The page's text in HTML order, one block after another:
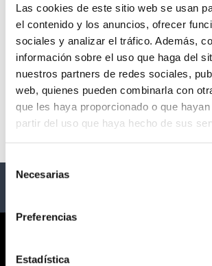
Las cookies de este sitio web se usan
el contenido y los anuncios, ofrecer
sociales y analizar el tráfico. Además,
información sobre el uso que haga del
nuestros partners de redes sociales,
web, quienes pueden combinarla con
que les haya proporcionado o que
partir del uso que haya hecho de sus
Selección
Necesarias
Preferencias
Estadística
ARDE BOGOTÁ
- Varias Ciudades
Descripción
Gira mundial Arde Bogotá